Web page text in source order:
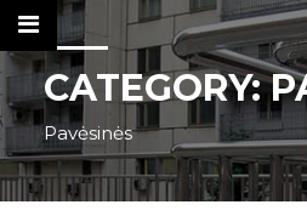
Metaliniai Laiptai
Tel. nr.: +37061137103
CATEGORY:
Pavėsinės